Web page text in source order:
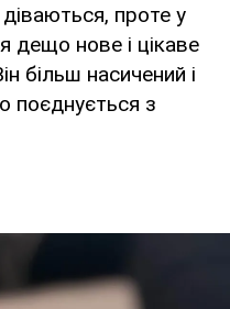
діваються, проте у
дещо нове і цікаве
більш насичений і
поєднується з